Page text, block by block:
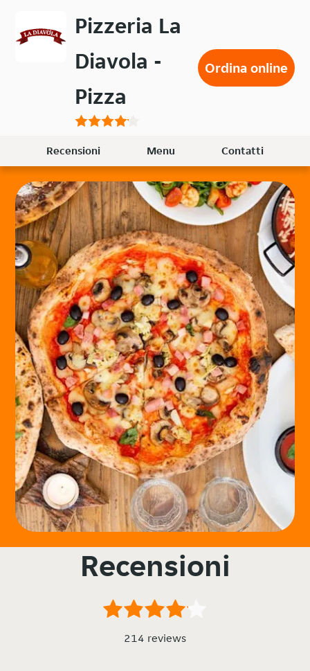
contenuto
Pizzeria La
Diavola -
Pizza
Ordina online
Recensioni Menu Contatti
Recensioni
214 reviews